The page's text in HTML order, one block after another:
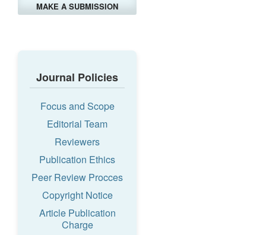
MAKE A SUBMISSION
Journal Policies
Focus and Scope
Editorial Team
Reviewers
Publication Ethics
Peer Review Procces
Copyright Notice
Article Publication
Charge